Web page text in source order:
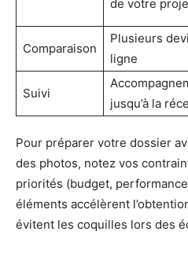
de votre
Comparaison
Plusieurs
ligne
Suivi
jusqu’à la
Pour préparer votre dossier
des photos, notez vos
priorités (budget,
éléments accélèrent
évitent les coquilles lors des